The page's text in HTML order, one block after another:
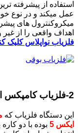
استفاده از پیشرفته
عمل میکند و در نوع
میکروکنترول های
اهداف واقعی را از
فلزیاب نواپلاس کلیک
2-فلزیاب کامپکس ایکس 6 (compax x 6) :
این دستگاه فلزیاب که
ایکس 5
بوده با دو